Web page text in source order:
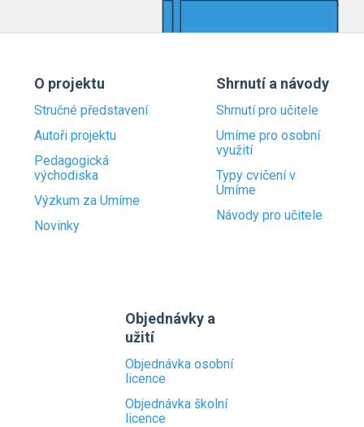
O projektu
Stručné představení
Autoři projektu
Pedagogická
východiska
Výzkum za Umíme
Novinky
Shrnutí a návody
Shrnutí pro učitele
Umíme pro osobní
využití
Typy cvičení v
Umíme
Návody pro učitele
Objednávky a
užití
Objednávka osobní
licence
Objednávka školní
licence